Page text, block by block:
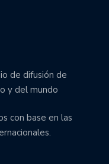
de difusión de
y del mundo
con base en las